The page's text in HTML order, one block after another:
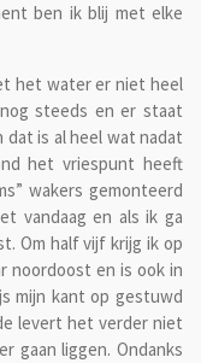
ben ik blij met elke
het water er niet heel
steeds en er staat
dat is al heel wat nadat
het vriespunt heeft
wakers gemonteerd
vandaag en als ik ga
Om half vijf krijg ik op
noordoost en is ook in
mijn kant op gestuwd
levert het verder niet
gaan liggen. Ondanks